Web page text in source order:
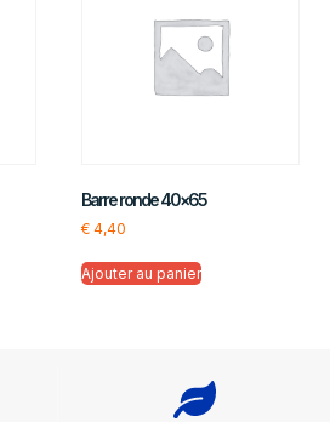
Barre ronde 40×65
€4,40
Ajouter au panier